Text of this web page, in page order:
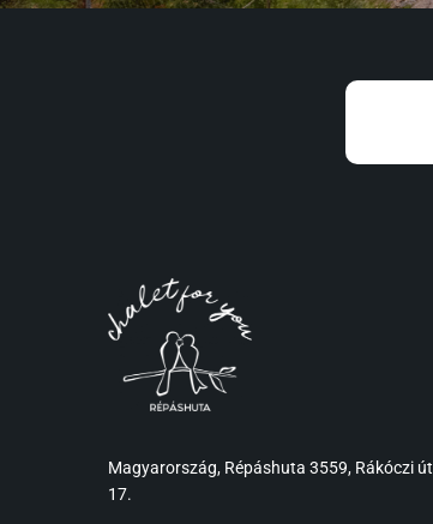
Magyarország, Répáshuta 3559, Rákóczi út
17.